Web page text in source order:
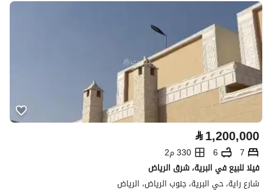
⃁1,200,000
7
6
330 م2
فيلا للبيع في البرية، شرق الرياض
شارع راية، حي البرية، جنوب الرياض، الرياض